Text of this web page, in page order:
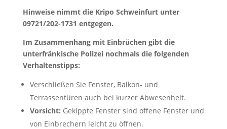
Hinweise nimmt die Kripo Schweinfurt unter
09721/202-1731 entgegen.
Im Zusammenhang mit Einbrüchen gibt die
unterfränkische Polizei nochmals die folgenden
Verhaltenstipps:
Verschließen Sie Fenster, Balkon- und
Terrassentüren auch bei kurzer Abwesenheit.
Vorsicht: Gekippte Fenster sind offene Fenster und
von Einbrechern leicht zu öffnen.